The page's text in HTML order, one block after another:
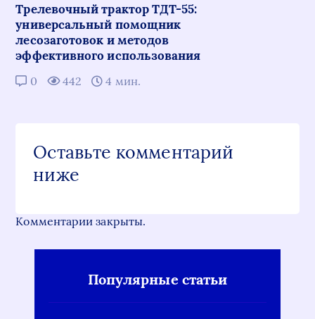
Трелевочный трактор ТДТ-55:
универсальный помощник
лесозаготовок и методов
эффективного использования
0 442 4 мин.
Оставьте комментарий
ниже
Комментарии закрыты.
Популярные статьи